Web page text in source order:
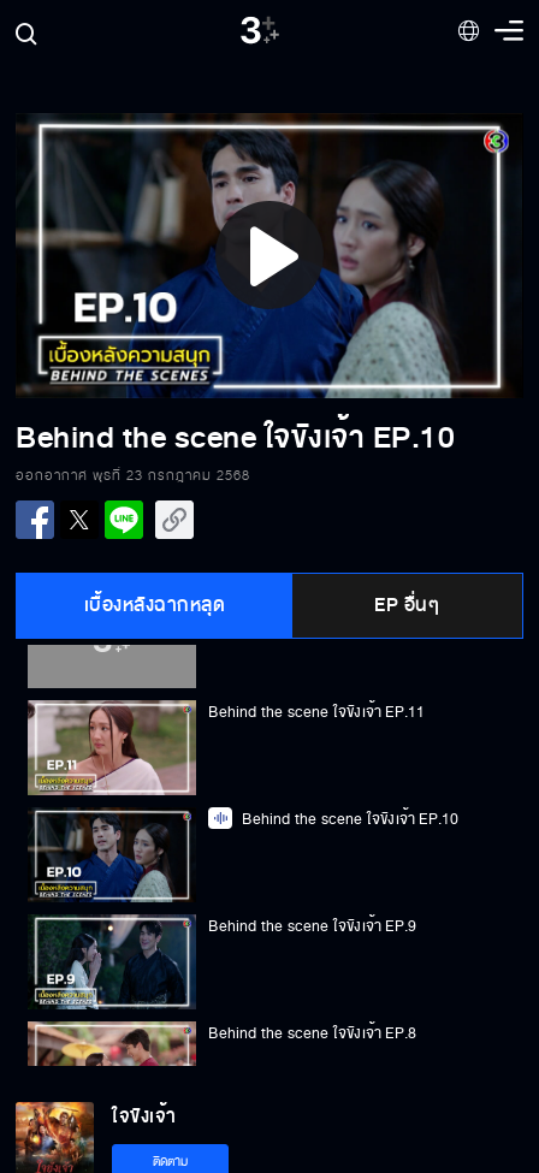
Play
Video
Behind the scene ใจขังเจ้า EP.10
ออกอากาศ พุธที่ 23 กรกฎาคม 2568
เบื้องหลังฉากหลุด EP อื่นๆ
Behind the scene ใจขังเจ้า EP.16
Behind the scene ใจขังเจ้า EP.15
Behind the scene ใจขังเจ้า EP.14
Behind the scene ใจขังเจ้า EP.12
Behind the scene ใจขังเจ้า EP.11
Behind the scene ใจขังเจ้า EP.10
Behind the scene ใจขังเจ้า EP.9
Behind the scene ใจขังเจ้า EP.8
Behind the scene ใจขังเจ้า EP.7
ใจขังเจ้า
ติดตาม